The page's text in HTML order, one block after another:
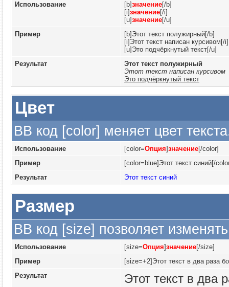
Использование [b]значение[/b]
[i]значение[/i]
[u]значение[/u]
Пример
[b]Этот текст полужирный[/b]
[i]Этот текст написан курсивом[/i]
[u]Это подчёркнутый текст[/u]
Результат
Этот текст полужирный
Этот текст написан курсивом
Это подчёркнутый текст
Цвет
BB код [color] меняет цвет
Использование [color=Опция]значение[/color]
Пример
[color=blue]Этот текст синий[/
Результат
Этот текст синий
Размер
BB код [size] позволяет
Использование [size=Опция]значение[/size]
Пример
[size=+2]Этот текст в два раза
Результат
Этот текст в два